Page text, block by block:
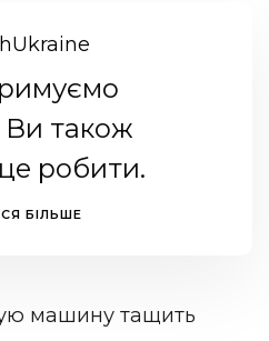
Ви також
робити.
БІЛЬШЕ
машину тащить